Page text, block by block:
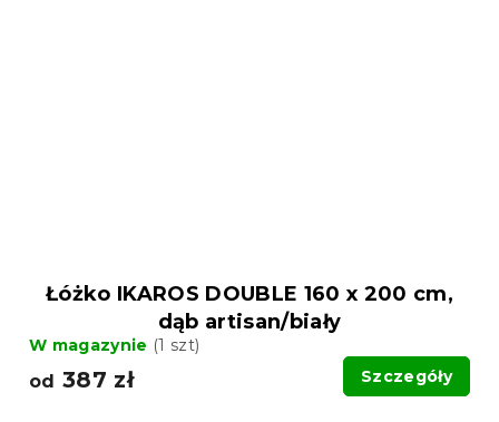
Łóżko IKAROS DOUBLE 160 x 200 cm,
dąb artisan/biały
W magazynie (1 szt)
od 387 zł Szczegóły